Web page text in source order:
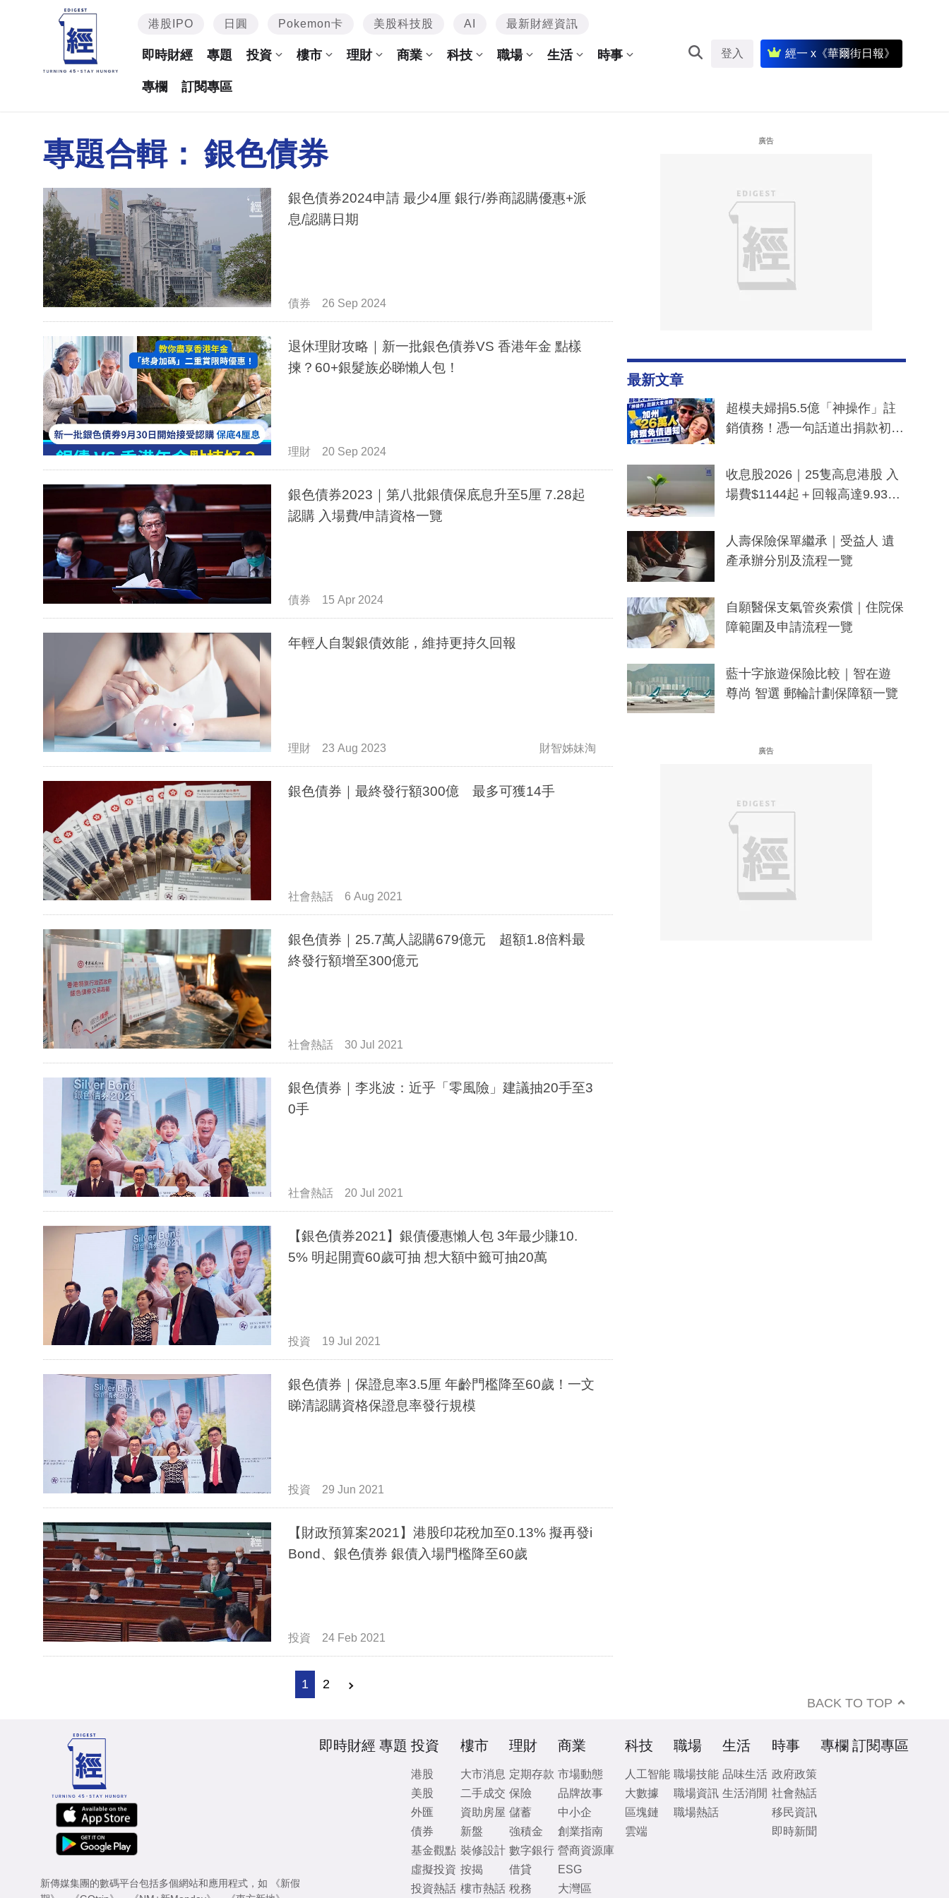
港股IPO 日圓 Pokemon卡 美股科技股 AI 最新財經資訊
即時財經 專題 投資 樓市 理財 商業 科技 職場 生活 時事
專欄 訂閱專區
登入 經一 x《華爾街日報》
專題合輯： 銀色債券
銀色債券2024申請 最少4厘 銀行/券商認購優惠+派
息/認購日期
債券 26 Sep 2024
退休理財攻略｜新一批銀色債券VS 香港年金 點樣
揀？60+銀髮族必睇懶人包！
理財 20 Sep 2024
銀色債券2023｜第八批銀債保底息升至5厘 7.28起
認購 入場費/申請資格一覽
債券 15 Apr 2024
年輕人自製銀債效能，維持更持久回報
理財 23 Aug 2023 財智姊妹淘
銀色債券｜最終發行額300億 最多可獲14手
社會熱話 6 Aug 2021
銀色債券｜25.7萬人認購679億元 超額1.8倍料最
終發行額增至300億元
社會熱話 30 Jul 2021
銀色債券｜李兆波：近乎「零風險」建議抽20手至3
0手
社會熱話 20 Jul 2021
【銀色債券2021】銀債優惠懶人包 3年最少賺10.
5% 明起開賣60歲可抽 想大額中籤可抽20萬
投資 19 Jul 2021
銀色債券｜保證息率3.5厘 年齡門檻降至60歲！一文
睇清認購資格保證息率發行規模
投資 29 Jun 2021
【財政預算案2021】港股印花稅加至0.13% 擬再發i
Bond、銀色債券 銀債入場門檻降至60歲
投資 24 Feb 2021
1 2
廣告
最新文章
超模夫婦捐5.5億「神操作」註
銷債務！憑一句話道出捐款初
一度被誤當詐騙手段
收息股2026｜25隻高息港股 入
場費$1144起＋回報高達9.93
人壽保險保單繼承｜受益人 遺
產承辦分別及流程一覽
自願醫保支氣管炎索償｜住院保
障範圍及申請流程一覽
藍十字旅遊保險比較｜智在遊
尊尚 智選 郵輪計劃保障額一覽
廣告
BACK TO TOP
新傳媒集團的數碼平台包括多個網站和應用程式，如
《新假
即時財經 專題 投資
港股
美股
外匯
債券
基金觀點
虛擬投資
投資熱話
樓市
大市消息
二手成交
資助房屋
新盤
裝修設計
按揭
樓市熱話
理財
定期存款
保險
儲蓄
強積金
數字銀行
借貸
稅務
商業
市場動態
品牌故事
中小企
創業指南
營商資源庫
ESG
大灣區
科技
人工智能
大數據
區塊鏈
雲端
職場
職場技能
職場資訊
職場熱話
生活
品味生活
生活消閒
時事
政府政策
社會熱話
移民資訊
即時新聞
專欄 訂閱專區